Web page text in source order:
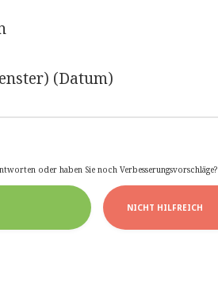
(Datum)
oder haben Sie noch Verbesserungsvorschläge?
NICHT HILFREICH